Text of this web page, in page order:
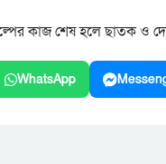
কাজ শেষ হলে ছাতক ও
WhatsApp